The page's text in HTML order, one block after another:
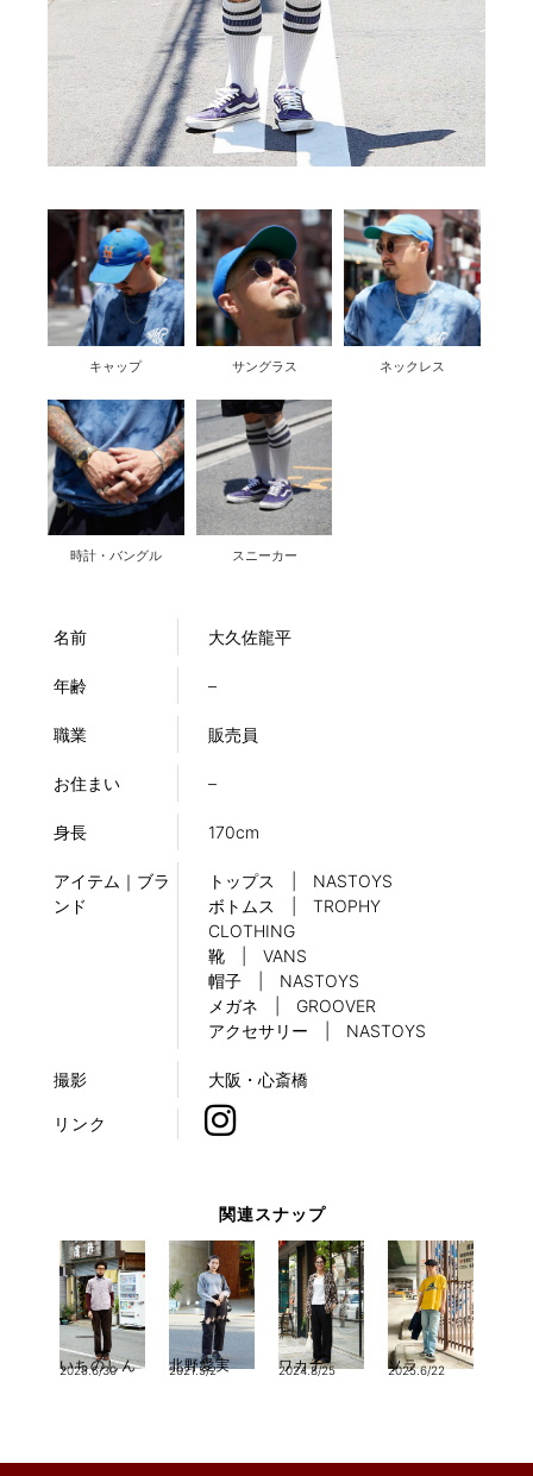
キャップ サングラス ネックレス
時計・バングル スニーカー
名前 大久佐龍平
年齢 –
職業 販売員
お住まい –
身長 170cm
アイテム｜ブラ
ンド
トップス | NASTOYS
ボトムス | TROPHY
CLOTHING
靴 | VANS
帽子 | NASTOYS
メガネ | GROOVER
アクセサリー | NASTOYS
撮影 大阪・心斎橋
リンク
関連スナップ
いちのしん
2025.6/30 北野愛実
2021.5/2 ワカナ
2024.8/25 ソラ
2025.6/22